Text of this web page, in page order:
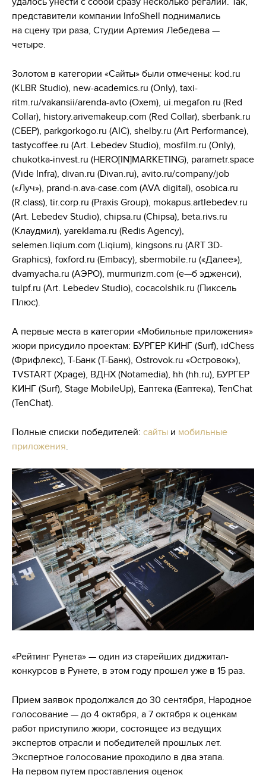
представители компании InfoShell поднимались
на сцену три раза, Студии Артемия Лебедева —
четыре.
Золотом в категории «Сайты» были отмечены: kod.ru
(KLBR Studio), new-academics.ru (Only), taxi-
ritm.ru/vakansii/arenda-avto (Oxem), ui.megafon.ru (Red
Collar), history.arivemakeup.com (Red Collar), sberbank.ru
(СБЕР), parkgorkogo.ru (AIC), shelby.ru (Art Performance),
tastycoffee.ru (Art. Lebedev Studio), mosfilm.ru (Only),
chukotka-invest.ru (HERO[IN]MARKETING), parametr.space
(Vide Infra), divan.ru (Divan.ru), avito.ru/company/job
(«Луч»), prand-n.ava-case.com (AVA digital), osobica.ru
(R.class), tir.corp.ru (Praxis Group), mokapus.artlebedev.ru
(Art. Lebedev Studio), chipsa.ru (Chipsa), beta.rivs.ru
(Клаудмил), yareklama.ru (Redis Agency),
selemen.liqium.com (Liqium), kingsons.ru (ART 3D-
Graphics), foxford.ru (Embacy), sbermobile.ru («Далее»),
dvamyacha.ru (АЭРО), murmurizm.com (е—б эдженси),
tulpf.ru (Art. Lebedev Studio), cocacolshik.ru (Пиксель
Плюс).
А первые места в категории «Мобильные приложения»
жюри присудило проектам: БУРГЕР КИНГ (Surf), idChess
(Фрифлекс), Т-Банк (Т-Банк), Ostrovok.ru «Островок»),
TVSTART (Xpage), ВДНХ (Notamedia), hh (hh.ru), БУРГЕР
КИНГ (Surf), Stage MobileUp), Еаптека (Еаптека), TenChat
(TenChat).
Полные списки победителей: сайты и мобильные
приложения.
«Рейтинг Рунета» — один из старейших диджитал-
конкурсов в Рунете, в этом году прошел уже в 15 раз.
Прием заявок продолжался до 30 сентября, Народное
голосование — до 4 октября, а 7 октября к оценкам
работ приступило жюри, состоящее из ведущих
экспертов отрасли и победителей прошлых лет.
Экспертное голосование проходило в два этапа.
На первом путем проставления оценок